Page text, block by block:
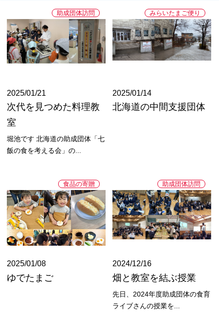
助成団体訪問
2025/01/21
次代を見つめた料理教
室
堀池です 北海道の助成団体「七
飯の食を考える会」の...
みらいたまご便り
2025/01/14
北海道の中間支援団体
食品の寄贈
2025/01/08
ゆでたまご
助成団体訪問
2024/12/16
畑と教室を結ぶ授業
先日、2024年度助成団体の食育
ライブさんの授業を...